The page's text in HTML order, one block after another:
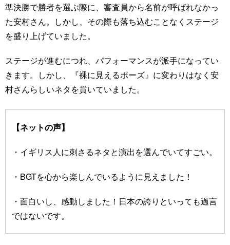
準決勝で勝者を選ぶ際に、審査員から名前が呼ばれなかっ
た安村さん。しかし、その際も落ち込むことなくステージ
を盛り上げていました。
ステージが進むにつれ、パフォーマンスが派手になってい
きます。しかし、『裸に見えるポーズ』に変わりはなく安
村さんらしいネタを貫いていました。
【ネットの声】
・イギリス人に刺さるネタと演出を選んでいてすごい。
・BGTを心から楽しんでいるように見えました！
・面白いし、感動しました！日本の誇りといっても過言
ではないです。